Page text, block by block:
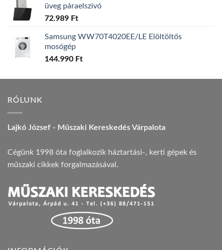
üveg páraelszívó
72.989 Ft
Samsung WW70T4020EE/LE Elöltöltős
mosógép
144.990 Ft
RÓLUNK
Lajkó József - Műszaki Kereskedés Várpalota
Cégünk 1998 óta foglalkozik háztartási-, kerti gépek és
műszaki cikkek forgalmazásával.